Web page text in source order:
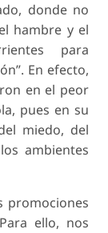
donde no
hambre y el
para
En efecto,
en el peor
pues en su
miedo, del
ambientes
promociones
ello, nos